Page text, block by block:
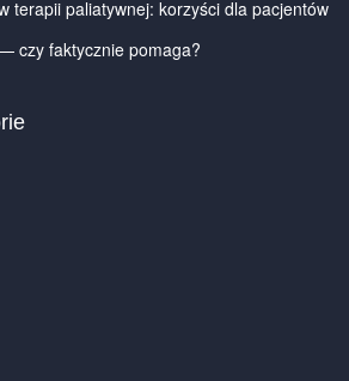
terapii paliatywnej: korzyści dla pacjentów
czy faktycznie pomaga?